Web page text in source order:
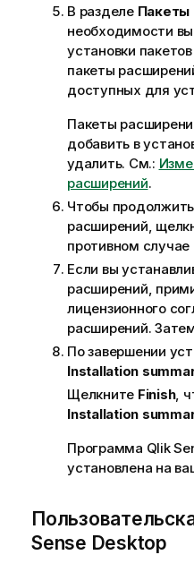
и
е
к
п
о
с
к
а
з
к
е
В разделе Пакеты
необходимости
установки
пакеты
доступных для
Пакеты
добавить в
удалить. См.:
расширений.
Чтобы продолжить
расширений,
противном
Если вы
расширений,
лицензионного
расширений.
По завершении
Installation
Щелкните Finish,
Installation
Программа Qlik
установлена на
Sense Desktop